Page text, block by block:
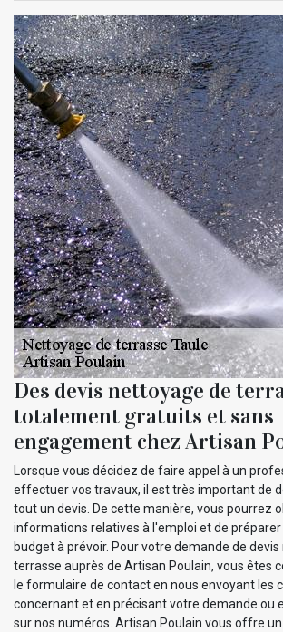
Des devis nettoyage de
totalement gratuits et sans
engagement chez Artisan
Lorsque vous décidez de faire appel à un
effectuer vos travaux, il est très important de
tout un devis. De cette manière, vous pourrez
informations relatives à l'emploi et de
budget à prévoir. Pour votre demande de
terrasse auprès de Artisan Poulain, vous êtes
le formulaire de contact en nous envoyant les
concernant et en précisant votre demande ou
sur nos numéros. Artisan Poulain vous offre